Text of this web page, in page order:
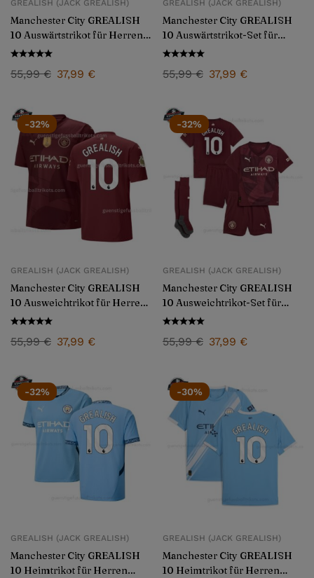
GREALISH (JACK GREALISH)
Manchester City GREALISH
10 Auswärtstrikot für Herren
2024/25
55,99€ 37,99 €
GREALISH (JACK GREALISH)
Manchester City GREALISH
10 Auswärtstrikot-Set für
Kinder 2024/25
55,99€ 37,99 €
-32%
GREALISH (JACK GREALISH)
Manchester City GREALISH
10 Ausweichtrikot für Herren
2024/25
55,99€ 37,99 €
-32%
GREALISH (JACK GREALISH)
Manchester City GREALISH
10 Ausweichtrikot-Set für
Kinder 2024/25
55,99€ 37,99 €
-32%
GREALISH (JACK GREALISH)
Manchester City GREALISH
10 Heimtrikot für Herren
-30%
GREALISH (JACK GREALISH)
Manchester City GREALISH
10 Heimtrikot für Herren